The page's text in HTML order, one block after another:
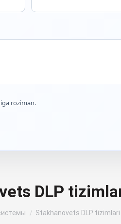
DLP
Stakhanovets DLP tizimlari
roziman.